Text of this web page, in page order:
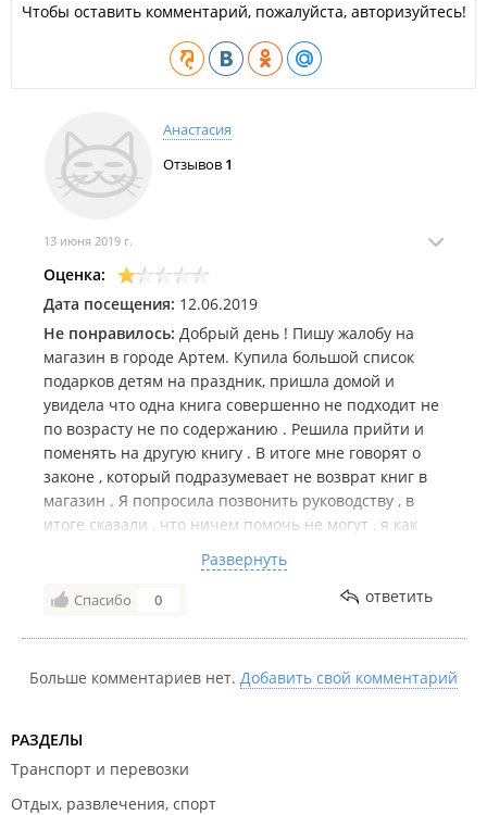
Чтобы оставить комментарий, пожалуйста, авторизуйтесь!
Анастасия
Отзывов 1
13 июня 2019 г.
Оценка:
Дата посещения: 12.06.2019
Не понравилось: Добрый день ! Пишу жалобу на
магазин в городе Артем. Купила большой список
подарков детям на праздник, пришла домой и
увидела что одна книга совершенно не подходит не
по возрасту не по содержанию . Решила прийти и
поменять на другую книгу . В итоге мне говорят о
законе , который подразумевает не возврат книг в
магазин . Я попросила позвонить руководству , в
итоге сказали , что ничем помочь не могут , я как
том же состоянии , все ценники сохранены ! При
этом я встретилась с абсолютным равнодушием !
возврате ! Книга стоит 530 рублей и это не дешевая
цена за книгу с картинками ! Я возмущена таким
отношением к клиентам !
Развернуть
Спасибо 0 ответить
Больше комментариев нет. Добавить свой комментарий
РАЗДЕЛЫ
Транспорт и перевозки
Отдых, развлечения, спорт